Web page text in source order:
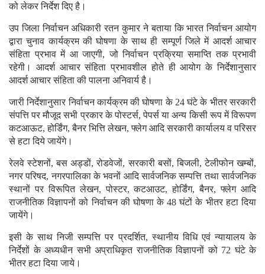
को लेकर निर्देश दिए है।
उप जिला निर्वाचन अधिकारी रतन कुमार ने बताया कि भारत निर्वाचन आयोग
द्वारा चुनाव कार्यक्रम की घोषणा के साथ ही सम्पूर्ण जिले में आदर्श आचार
संहिता प्रभाव में आ जाएगी, जो निर्वाचन प्रक्रिया समाप्ति तक प्रभावी
रहेगी। आदर्श आचार संहिता प्रभावशील होते ही आयोग के निर्देशानुसार
आदर्श आचार संहिता की पालना अनिवार्य है।
जारी निर्देशानुसार निर्वाचन कार्यक्रम की घोषणा के 24 घंटे के भीतर सरकारी
संपत्ति पर मौजूद सभी प्रकार के पोस्टर्स, पेपर्स या अन्य किसी रूप में विरूपण
कटआऊट, होर्डिंग, बैनर भित्ति लेखन, फ्लेग आदि सरकारी कार्यालय व परिसर
से हटा दिये जायेंगे।
रेलवे स्टेशनों, बस अड्डों, रोडवेजों, सरकारी बसों, बिजली, टेलीफोन खम्बों,
नगर परिषद, नगरपालिका के भवनों आदि सार्वजनिक सम्पत्ति तथा सार्वजनिक
स्थानों पर विरूपित लेखन, पोस्टर, कटआउट, होर्डिंग, बैनर, फ्लेग आदि
राजनीतिक विज्ञापनों को निर्वाचन की घोषणा के 48 घंटों के भीतर हटा दिया
जायेंगे।
इसी के साथ निजी सम्पत्ति पर प्रदर्शित, स्थानीय विधि एवं न्यायालय के
निर्देशों के अध्यधीन सभी अप्राधिकृत राजनीतिक विज्ञापनों को 72 घंटे के
भीतर हटा दिया जाये।